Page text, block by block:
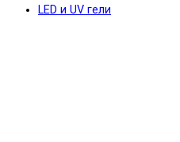
LED и UV гели